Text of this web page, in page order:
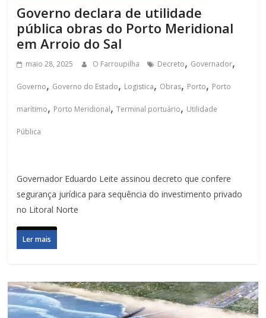
Governo declara de utilidade
pública obras do Porto Meridional
em Arroio do Sal
maio 28, 2025 O Farroupilha Decreto, Governador,
Governo, Governo do Estado, Logistica, Obras, Porto, Porto
marítimo, Porto Meridional,Terminal portuário, Utilidade
Pública
Governador Eduardo Leite assinou decreto que confere
segurança jurídica para sequência do investimento privado
no Litoral Norte
Ler mais